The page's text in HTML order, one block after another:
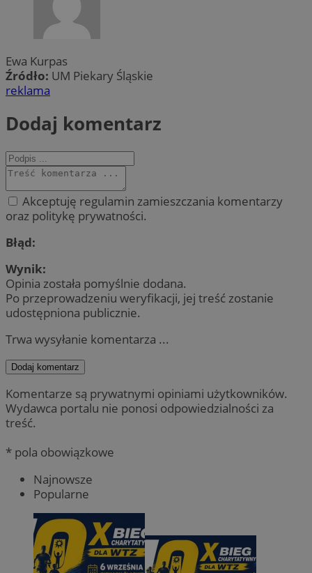
Ewa Kurpas
Źródło: UM Piekary Śląskie
reklama
Dodaj komentarz
Akceptuję regulamin zamieszczania komentarzy
oraz politykę prywatności.
Błąd:
Wynik:
Opinia została pomyślnie dodana.
Po przeprowadzeniu weryfikacji, jej treść zostanie
udostępniona publicznie.
Trwa wysyłanie komentarza ...
Dodaj komentarz
Komentarze są prywatnymi opiniami użytkowników.
Wydawca portalu nie ponosi odpowiedzialności za
treść.
* pola obowiązkowe
Najnowsze
Popularne